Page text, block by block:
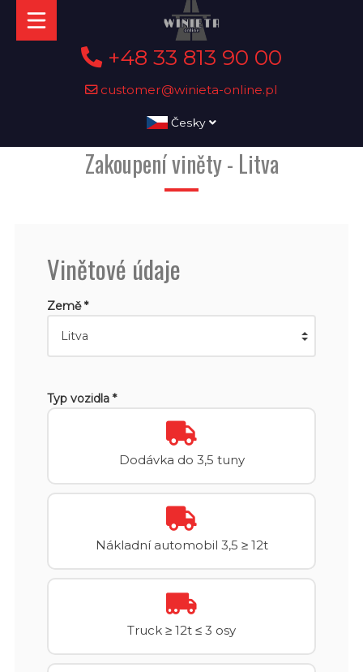
+48 33 813 90 00
customer@winieta-online.pl
Česky
Zakoupení viněty - Litva
Vinětové údaje
Země *
Typ vozidla *
Dodávka do 3,5 tuny
Nákladní automobil 3,5 ≥ 12t
Truck ≥ 12t ≤ 3 osy